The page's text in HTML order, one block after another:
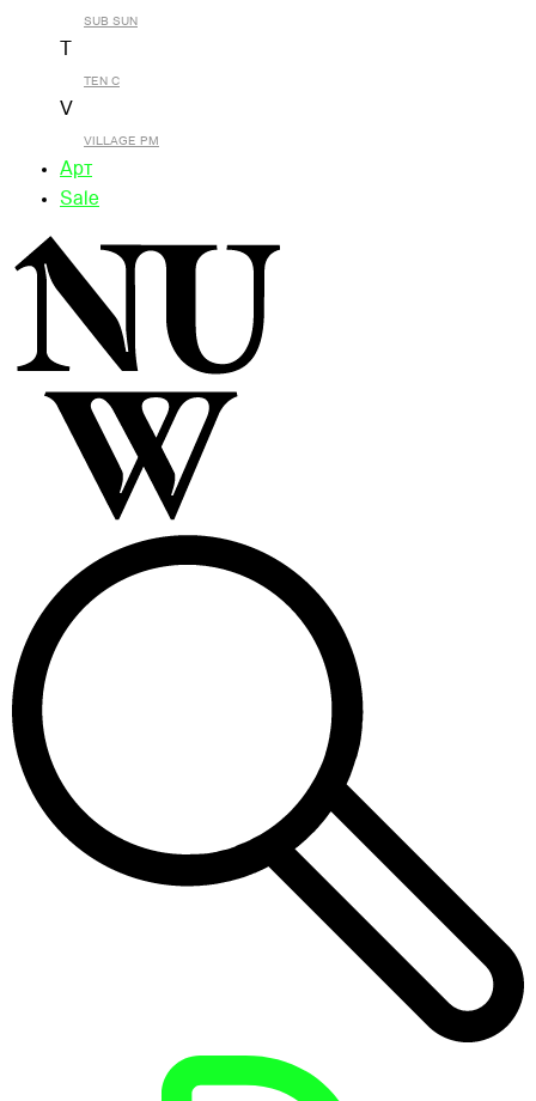
SUB SUN
TEN C
V
VILLAGE PM
Арт
Sale